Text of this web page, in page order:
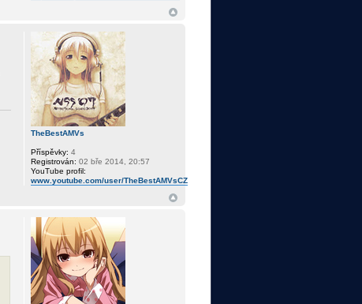
TheBestAMVs
Příspěvky: 4
Registrován: 02 bře 2014, 20:57
YouTube profil:
www.youtube.com/user/TheBestAMVsCZ